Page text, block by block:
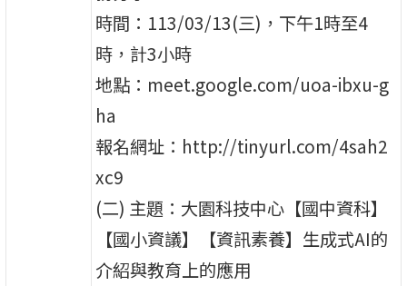
時間：113/03/13(三)，下午1時至4
時，計3小時
地點：meet.google.com/uoa-ibxu-g
ha
報名網址：http://tinyurl.com/4sah2
xc9
(二) 主題：大園科技中心【國中資科】
【國小資議】【資訊素養】生成式AI的
介紹與教育上的應用